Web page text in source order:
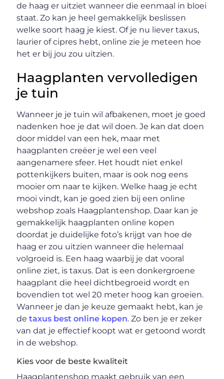
de haag er uitziet wanneer die eenmaal in bloei
staat. Zo kan je heel gemakkelijk beslissen
welke soort haag je kiest. Of je nu liever taxus,
laurier of cipres hebt, online zie je meteen hoe
het er bij jou zou uitzien.
Haagplanten vervolledigen
je tuin
Wanneer je je tuin wil afbakenen, moet je goed
nadenken hoe je dat wil doen. Je kan dat doen
door middel van een hek, maar met
haagplanten creëer je wel een veel
aangenamere sfeer. Het houdt niet enkel
pottenkijkers buiten, maar is ook nog eens
mooier om naar te kijken. Welke haag je echt
mooi vindt, kan je goed zien bij een online
webshop zoals Haagplantenshop. Daar kan je
gemakkelijk haagplanten online kopen
doordat je duidelijke foto’s krijgt van hoe de
haag er zou uitzien wanneer die helemaal
volgroeid is. Een haag waarbij je dat vooral
online ziet, is taxus. Dat is een donkergroene
haagplant die heel dichtbegroeid wordt en
bovendien tot wel 20 meter hoog kan groeien.
Wanneer je dan je keuze gemaakt hebt, kan je
detaxus best online kopen. Zo ben je er zeker
van dat je effectief koopt wat er getoond wordt
in de webshop.
Kies voor de beste kwaliteit
Haagplantenshop maakt gebruik van een